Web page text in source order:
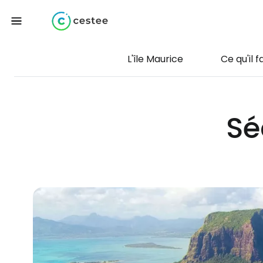
L'île Maurice Ce qu'il